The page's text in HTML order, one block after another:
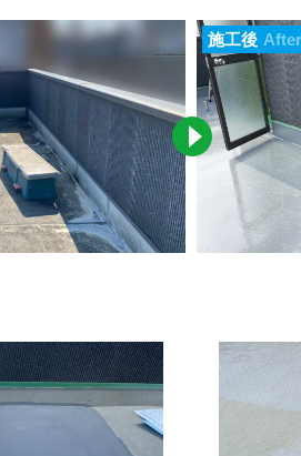
施工後 After